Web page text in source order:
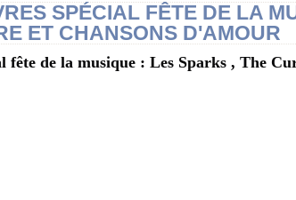
SPÉCIAL FÊTE DE LA
ET CHANSONS D'AMOUR